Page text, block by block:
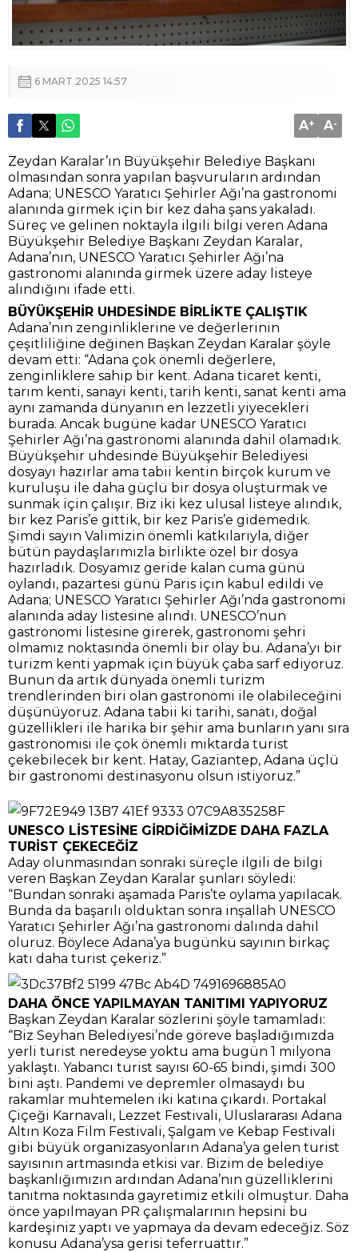
6 MART 2025 14:57
A+ A-
Zeydan Karalar’ın Büyükşehir Belediye Başkanı
olmasından sonra yapılan başvuruların ardından
Adana; UNESCO Yaratıcı Şehirler Ağı’na gastronomi
alanında girmek için bir kez daha şans yakaladı.
Süreç ve gelinen noktayla ilgili bilgi veren Adana
Büyükşehir Belediye Başkanı Zeydan Karalar,
Adana’nın, UNESCO Yaratıcı Şehirler Ağı’na
gastronomi alanında girmek üzere aday listeye
alındığını ifade etti.
BÜYÜKŞEHİR UHDESİNDE BİRLİKTE ÇALIŞTIK
Adana’nın zenginliklerine ve değerlerinin
çeşitliliğine değinen Başkan Zeydan Karalar şöyle
devam etti: “Adana çok önemli değerlere,
zenginliklere sahip bir kent. Adana ticaret kenti,
tarım kenti, sanayi kenti, tarih kenti, sanat kenti ama
aynı zamanda dünyanın en lezzetli yiyecekleri
burada. Ancak bugüne kadar UNESCO Yaratıcı
Şehirler Ağı’na gastronomi alanında dahil olamadık.
Büyükşehir uhdesinde Büyükşehir Belediyesi
dosyayı hazırlar ama tabii kentin birçok kurum ve
kuruluşu ile daha güçlü bir dosya oluşturmak ve
sunmak için çalışır. Biz iki kez ulusal listeye alındık,
bir kez Paris’e gittik, bir kez Paris’e gidemedik.
Şimdi sayın Valimizin önemli katkılarıyla, diğer
bütün paydaşlarımızla birlikte özel bir dosya
hazırladık. Dosyamız geride kalan cuma günü
oylandı, pazartesi günü Paris için kabul edildi ve
Adana; UNESCO Yaratıcı Şehirler Ağı’nda gastronomi
alanında aday listesine alındı. UNESCO’nun
gastronomi listesine girerek, gastronomi şehri
olmamız noktasında önemli bir olay bu. Adana’yı bir
turizm kenti yapmak için büyük çaba sarf ediyoruz.
Bunun da artık dünyada önemli turizm
trendlerinden biri olan gastronomi ile olabileceğini
düşünüyoruz. Adana tabii ki tarihi, sanatı, doğal
güzellikleri ile harika bir şehir ama bunların yanı sıra
gastronomisi ile çok önemli miktarda turist
çekebilecek bir kent. Hatay, Gaziantep, Adana üçlü
bir gastronomi destinasyonu olsun istiyoruz.”
UNESCO LİSTESİNE GİRDİĞİMİZDE DAHA FAZLA
TURİST ÇEKECEĞİZ
Aday olunmasından sonraki süreçle ilgili de bilgi
veren Başkan Zeydan Karalar şunları söyledi:
“Bundan sonraki aşamada Paris’te oylama yapılacak.
Bunda da başarılı olduktan sonra inşallah UNESCO
Yaratıcı Şehirler Ağı’na gastronomi dalında dahil
oluruz. Böylece Adana’ya bugünkü sayının birkaç
katı daha turist çekeriz.”
DAHA ÖNCE YAPILMAYAN TANITIMI YAPIYORUZ
Başkan Zeydan Karalar sözlerini şöyle tamamladı:
“Biz Seyhan Belediyesi’nde göreve başladığımızda
yerli turist neredeyse yoktu ama bugün 1 milyona
yaklaştı. Yabancı turist sayısı 60-65 bindi, şimdi 300
bini aştı. Pandemi ve depremler olmasaydı bu
rakamlar muhtemelen iki katına çıkardı. Portakal
Çiçeği Karnavalı, Lezzet Festivali, Uluslararası Adana
Altın Koza Film Festivali, Şalgam ve Kebap Festivali
gibi büyük organizasyonların Adana’ya gelen turist
sayısının artmasında etkisi var. Bizim de belediye
başkanlığımızın ardından Adana’nın güzelliklerini
tanıtma noktasında gayretimiz etkili olmuştur. Daha
önce yapılmayan PR çalışmalarının hepsini bu
kardeşiniz yaptı ve yapmaya da devam edeceğiz. Söz
konusu Adana’ysa gerisi teferruattır.”